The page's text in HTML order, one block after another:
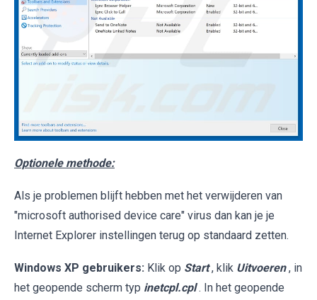
Optionele methode:
Als je problemen blijft hebben met het verwijderen van
"microsoft authorised device care" virus dan kan je je
Internet Explorer instellingen terug op standaard zetten.
Windows XP gebruikers: Klik op Start , klik Uitvoeren , in
het geopende scherm typ inetcpl.cpl . In het geopende